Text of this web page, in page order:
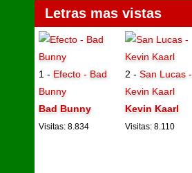
Letras mas vistas
1 - Efecto - Bad
Bunny
Bad Bunny
Visitas: 8.834
2 - San Lucas -
Kevin Kaarl
Kevin Kaarl
Visitas: 8.110